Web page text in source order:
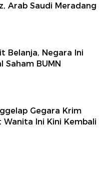
Arab Saudi Meradang
Belanja, Negara Ini
Saham BUMN
Gegara Krim
Wanita Ini Kini Kembali